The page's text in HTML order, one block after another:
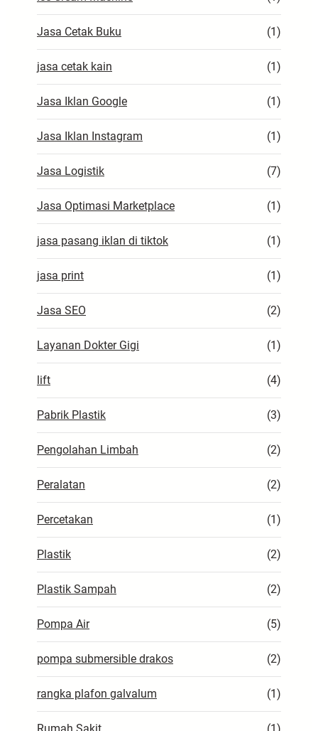
Jasa Cetak Buku (1)
jasa cetak kain (1)
Jasa Iklan Google (1)
Jasa Iklan Instagram (1)
Jasa Logistik (7)
Jasa Optimasi Marketplace (1)
jasa pasang iklan di tiktok (1)
jasa print (1)
Jasa SEO (2)
Layanan Dokter Gigi (1)
lift (4)
Pabrik Plastik (3)
Pengolahan Limbah (2)
Peralatan (2)
Percetakan (1)
Plastik (2)
Plastik Sampah (2)
Pompa Air (5)
pompa submersible drakos (2)
rangka plafon galvalum (1)